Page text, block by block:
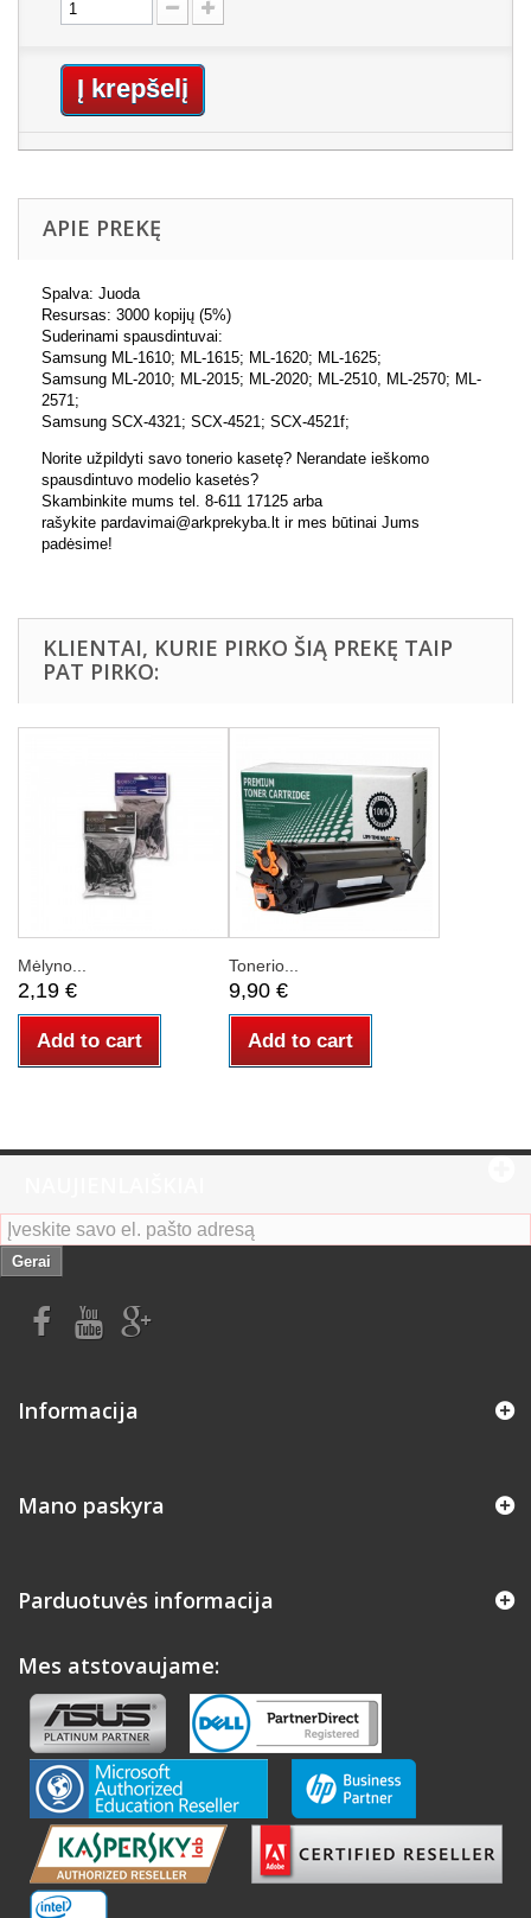
Į krepšelį
APIE PREKĘ
Spalva: Juoda
Resursas: 3000 kopijų (5%)
Suderinami spausdintuvai:
Samsung ML-1610; ML-1615; ML-1620; ML-1625;
Samsung ML-2010; ML-2015; ML-2020; ML-2510, ML-2570; ML-
2571;
Samsung SCX-4321; SCX-4521; SCX-4521f;
Norite užpildyti savo tonerio kasetę? Nerandate ieškomo
spausdintuvo modelio kasetės?
Skambinkite mums tel. 8-611 17125 arba
rašykite pardavimai@arkprekyba.lt ir mes būtinai Jums
padėsime!
KLIENTAI, KURIE PIRKO ŠIĄ PREKĘ TAIP
PAT PIRKO:
Mėlyno...
2,19 €
Add to cart
Tonerio...
9,90 €
Add to cart
Gerai
Informacija
Mano paskyra
Parduotuvės informacija
Mes atstovaujame: